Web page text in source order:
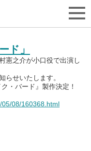
ド」
憲之介が小口役で出演し
らせいたします。
・バード』製作決定！
05/08/160368.html